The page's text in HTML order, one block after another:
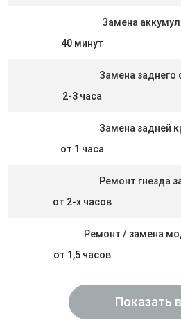
Замена
40 минут
Замена заднего
2-3 часа
Замена задней
от 1 часа
Ремонт гнезда
от 2-х часов
Ремонт / замена
от 1,5 часов
Показать